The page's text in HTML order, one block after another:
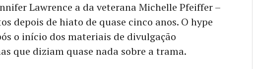
Lawrence a da veterana Michelle Pfeiffer –
depois de hiato de quase cinco anos. O hype
o início dos materiais de divulgação
que diziam quase nada sobre a trama.